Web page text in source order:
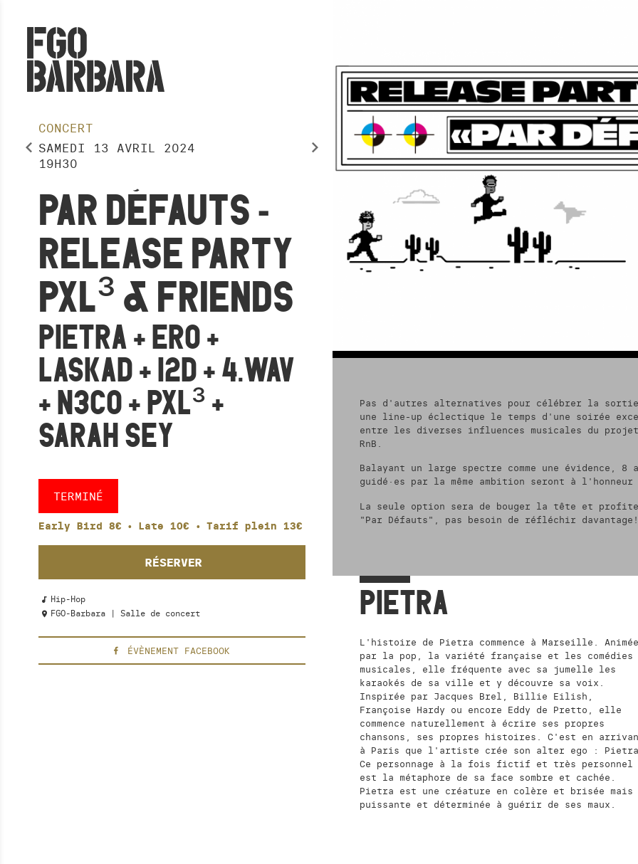
CONCERT
SAMEDI 13 AVRIL 2024
19H30
PAR DÉFAUTS -
RELEASE PARTY
PXL³ & FRIENDS
PIETRA + ERO +
LASKAD + I2D + 4.WAV
+ N3CO + PXL³ +
SARAH SEY
TERMINÉ
Early Bird 8€ • Late 10€ • Tarif plein 13€
RÉSERVER
Hip-Hop
FGO-Barbara | Salle de concert
ÉVÈNEMENT FACEBOOK
Pas d'autres alternatives pour célébrer la
une line-up éclectique le temps d'une soirée
entre les diverses influences musicales du
RnB.
Balayant un large spectre comme une évidence,
guidé·es par la même ambition seront à
La seule option sera de bouger la tête et
"Par Défauts", pas besoin de réfléchir
PIETRA
L'histoire de Pietra commence à Marseille.
par la pop, la variété française et les comédies
musicales, elle fréquente avec sa jumelle les
karaokés de sa ville et y découvre sa voix.
Inspirée par Jacques Brel, Billie Eilish,
Françoise Hardy ou encore Eddy de Pretto, elle
commence naturellement à écrire ses propres
chansons, ses propres histoires. C'est en
à Paris que l'artiste crée son alter ego :
Ce personnage à la fois fictif et très personnel
est la métaphore de sa face sombre et cachée.
Pietra est une créature en colère et brisée mais
puissante et déterminée à guérir de ses maux.